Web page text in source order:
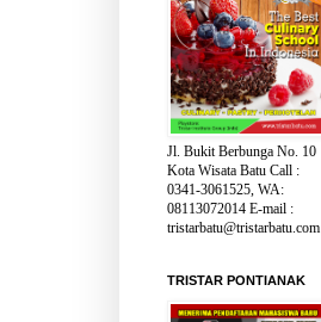
Jl. Bukit Berbunga No. 10
Kota Wisata Batu Call :
0341-3061525, WA:
08113072014 E-mail :
tristarbatu@tristarbatu.com
TRISTAR PONTIANAK